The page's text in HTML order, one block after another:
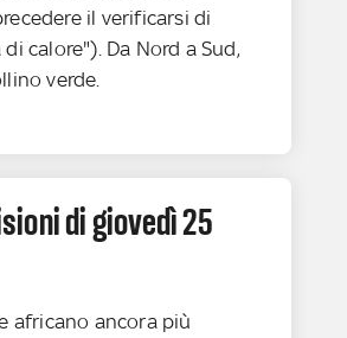
il verificarsi di
calore"). Da Nord a Sud,
verde.
di giovedì 25
africano ancora più